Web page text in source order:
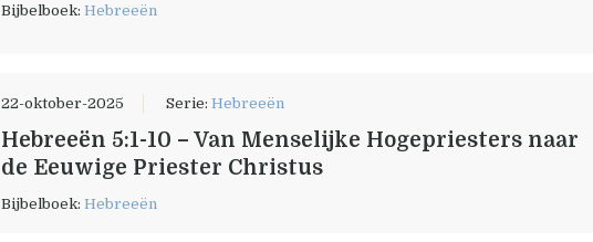
Bijbelboek:Hebreeën
22-oktober-2025 Serie:Hebreeën
Hebreeën 5:1-10 – Van Menselijke Hogepriesters naar
de Eeuwige Priester Christus
Bijbelboek:Hebreeën